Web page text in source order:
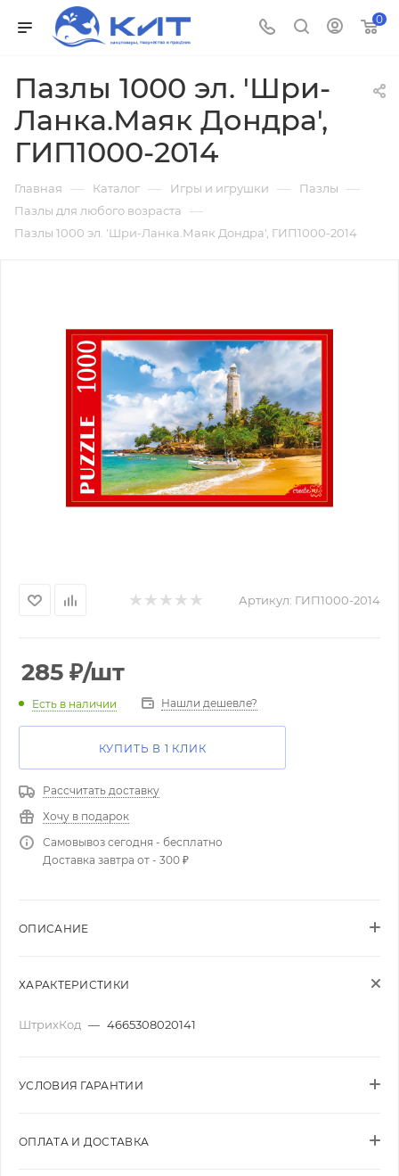
0
Пазлы 1000 эл. 'Шри-
Ланка.Маяк Дондра',
ГИП1000-2014
Главная — Каталог — Игры и игрушки — Пазлы —
Пазлы для любого возраста —
Пазлы 1000 эл. 'Шри-Ланка.Маяк Дондра', ГИП1000-2014
Артикул: ГИП1000-2014
285 ₽/шт
Есть в наличии Нашли дешевле?
КУПИТЬ В 1 КЛИК
Рассчитать доставку
Хочу в подарок
Самовывоз сегодня - бесплатно
Доставка завтра от - 300 ₽
ОПИСАНИЕ
ХАРАКТЕРИСТИКИ
ШтрихКод — 4665308020141
УСЛОВИЯ ГАРАНТИИ
ОПЛАТА И ДОСТАВКА